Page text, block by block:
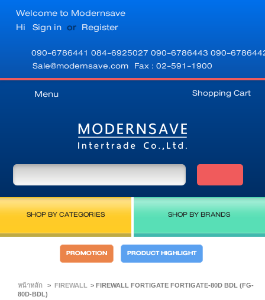
Welcome to Modernsave
Hi Sign in or Register
090-6786441 084-6925027 090-6786443 090-
Sale@modernsave.com Fax : 02-591-1900
Shopping Cart
Menu
SHOP BY CATEGORIES SHOP BY BRANDS
PROMOTION PRODUCT HIGHLIGHT
หน้าหลัก > FIREWALL > FIREWALL FORTIGATE FORTIGATE-80D BDL (FG-
80D-BDL)